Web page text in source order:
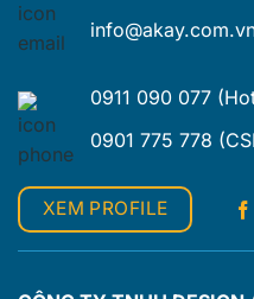
0911 090 077
0901 775 778
XEM PROFILE